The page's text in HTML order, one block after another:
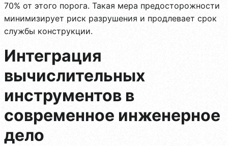
70% от этого порога. Такая мера предосторожности
минимизирует риск разрушения и продлевает срок
службы конструкции.
Интеграция
вычислительных
инструментов в
современное инженерное
дело